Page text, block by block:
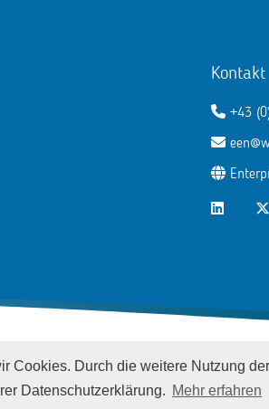
Cookies. Durch die weitere Nutzung
Datenschutzerklärung. Mehr erfahren
Kontakt
+43